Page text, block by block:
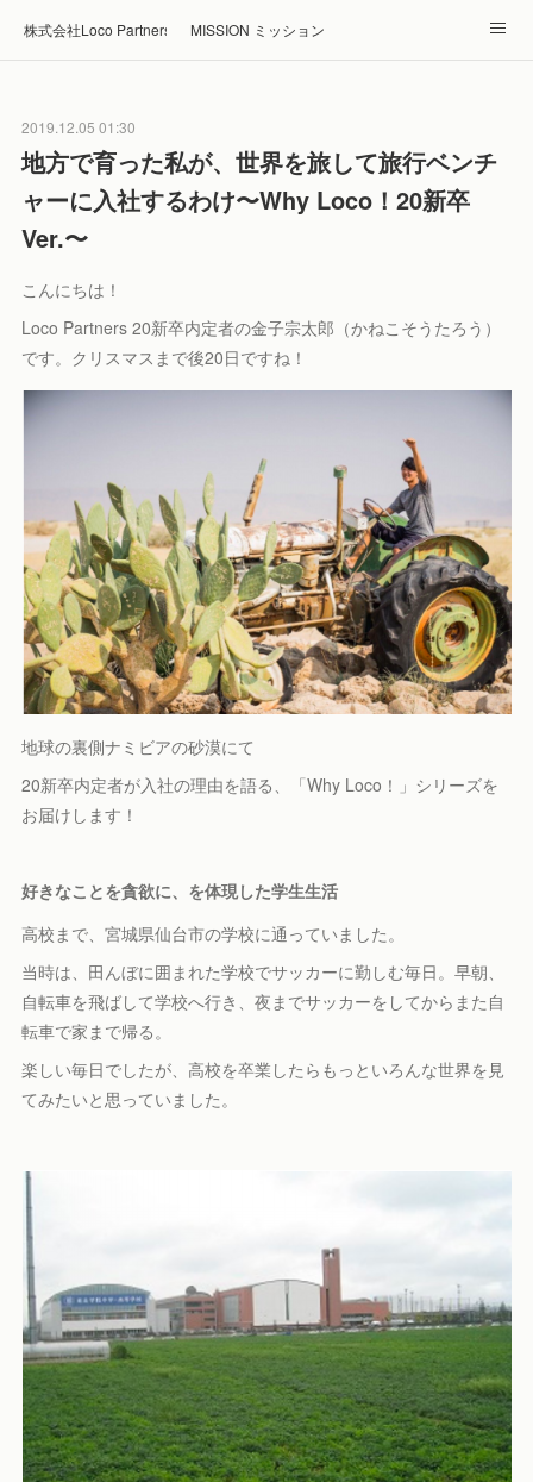
株式会社Loco Partners 🏠HomeMISSION ミッション
Blog ブログ ホテル・旅館の宿泊予約はRelux
2019.12.05 01:30
地方で育った私が、世界を旅して旅行ベンチ
ャーに入社するわけ〜Why Loco！20新卒
Ver.〜
こんにちは！
Loco Partners 20新卒内定者の金子宗太郎（かねこそうたろう）
です。クリスマスまで後20日ですね！
地球の裏側ナミビアの砂漠にて
20新卒内定者が入社の理由を語る、「Why Loco！」シリーズを
お届けします！
好きなことを貪欲に、を体現した学生生活
高校まで、宮城県仙台市の学校に通っていました。
当時は、田んぼに囲まれた学校でサッカーに勤しむ毎日。早朝、
自転車を飛ばして学校へ行き、夜までサッカーをしてからまた自
転車で家まで帰る。
楽しい毎日でしたが、高校を卒業したらもっといろんな世界を見
てみたいと思っていました。